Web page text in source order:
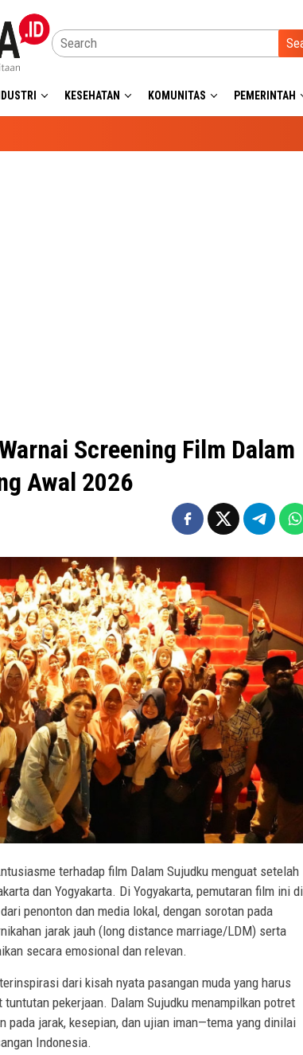
KESEHATAN KOMUNITAS PEMERINTAH
Screening Film Dalam
Awal 2026
terhadap film Dalam Sujudku menguat setelah
dan Yogyakarta. Di Yogyakarta, pemutaran film ini di
penonton dan media lokal, dengan sorotan pada
jarak jauh (long distance marriage/LDM) serta
secara emosional dan relevan.
dari kisah nyata pasangan muda yang harus
pekerjaan. Dalam Sujudku menampilkan potret
pada jarak, kesepian, dan ujian iman—tema yang dinilai
Indonesia.